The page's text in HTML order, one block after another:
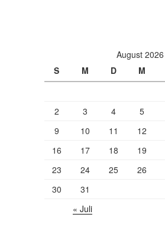
August 2026
S
M D M
2
3 4 5
9
10 11 12
16
17 18 19
23
24 25 26
30
31
« Juli